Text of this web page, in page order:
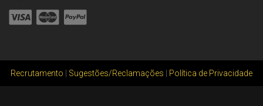
Recrutamento Sugestões/Reclamações Política de Privacidade